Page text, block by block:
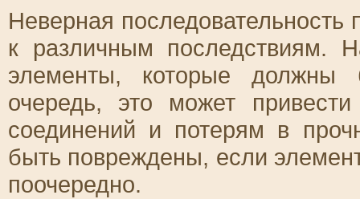
Неверная
к различным последствиям.
элементы, которые
очередь, это может
соединений и потерям в
быть повреждены, если
поочередно.